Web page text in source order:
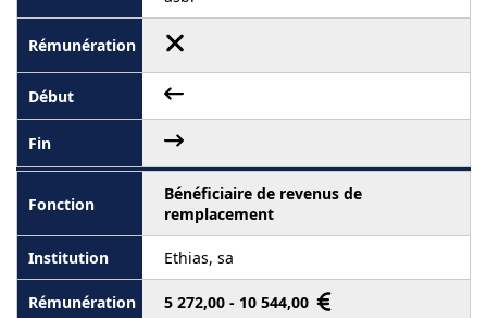
Bénéficiaire de revenus de
remplacement
Ethias, sa
5 272,00 - 10 544,00